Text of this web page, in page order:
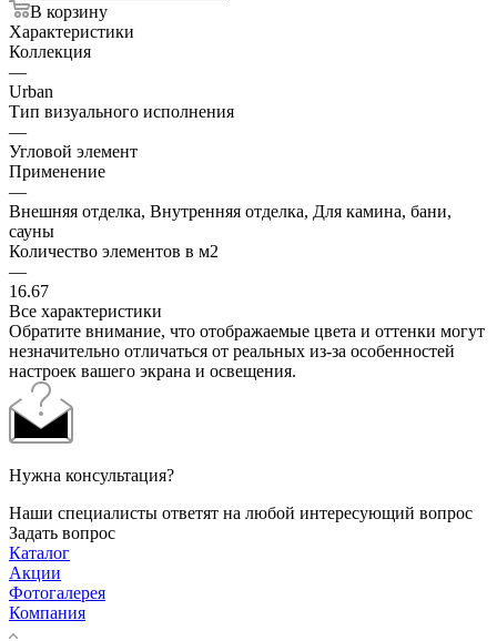
В корзину
Характеристики
Коллекция
—
Urban
Тип визуального исполнения
—
Угловой элемент
Применение
—
Внешняя отделка, Внутренняя отделка, Для камина, бани,
сауны
Количество элементов в м2
—
16.67
Все характеристики
Обратите внимание, что отображаемые цвета и оттенки могут
незначительно отличаться от реальных из-за особенностей
настроек вашего экрана и освещения.
Нужна консультация?
Наши специалисты ответят на любой интересующий вопрос
Задать вопрос
Каталог
Акции
Фотогалерея
Компания